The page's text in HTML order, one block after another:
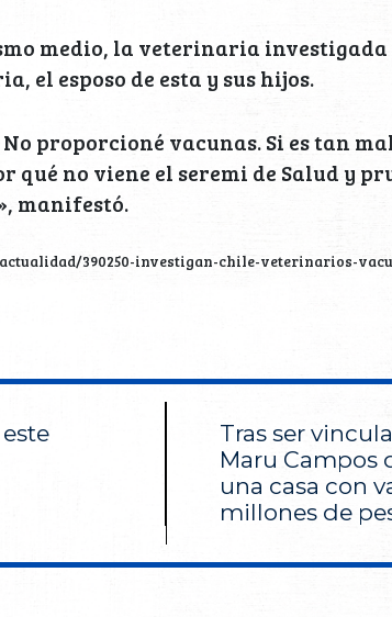
medio, la veterinaria investigada
el esposo de esta y sus hijos.
No proporcioné vacunas. Si es tan
qué no viene el seremi de Salud y
manifestó.
390250-investigan-chile-veterinarios-
Tras ser
Maru Campos
una casa con
millones de